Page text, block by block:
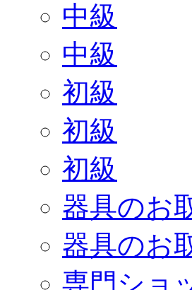
中級
中級
初級
初級
初級
器具のお
器具のお
専門ショ